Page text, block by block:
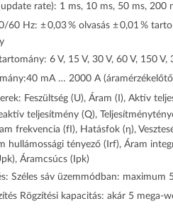
rate): 1 ms, 10 ms, 50 ms, 200
60 Hz: ± 0,03 % olvasás ± 0,01 %
6 V, 15 V, 30 V, 60 V, 150 V,
mA … 2000 A
Feszültség (U), Áram (I), Aktív
teljesítmény (Q),
frekvencia (fI), Hatásfok (η),
hullámossági tényező (Irf), Áram
Áramcsúcs (Ipk)
Széles sáv üzemmódban: maximum
Rögzítési kapacitás: akár 5